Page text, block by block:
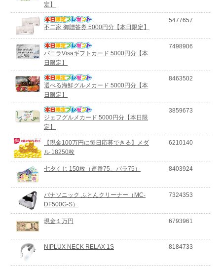
定】
不二家 御贈答券 5000円分【本日限定】
5477657
バニラVisaギフトカード 5000円分【本
日限定】
7498906
選べる海鮮グルメカード 5000円分【本
日限定】
8463502
ジェフグルメカード 5000円分【本日限
定】
3859673
【現金100万円に毎日応募できる】メダ
ル 18250枚
6210140
七夕くじ 150枚（連番75、バラ75） 8403924
パナソニック ふとんクリーナー（MC-
DF500G-S）
7324353
現金１万円 6793961
NIPLUX NECK RELAX 1S 8184733